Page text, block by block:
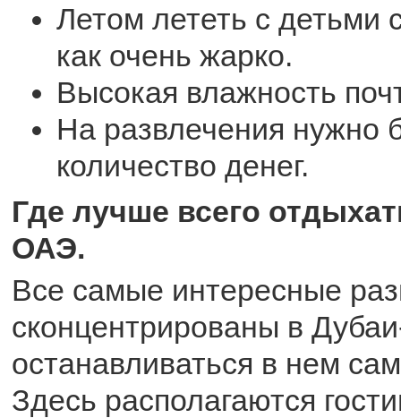
Летом лететь с детьми
как очень жарко.
Высокая влажность
На развлечения нужно
количество денег.
Где лучше всего
ОАЭ.
Все самые интересные
сконцентрированы в
останавливаться в нем
Здесь располагаются